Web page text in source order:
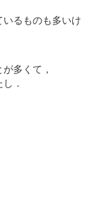
るものも多いけ
多くて，
．